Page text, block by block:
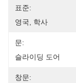
표준:
영국, 학사
문:
슬라이딩 도어
창문: